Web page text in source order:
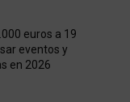
euros a 19
eventos y
en 2026